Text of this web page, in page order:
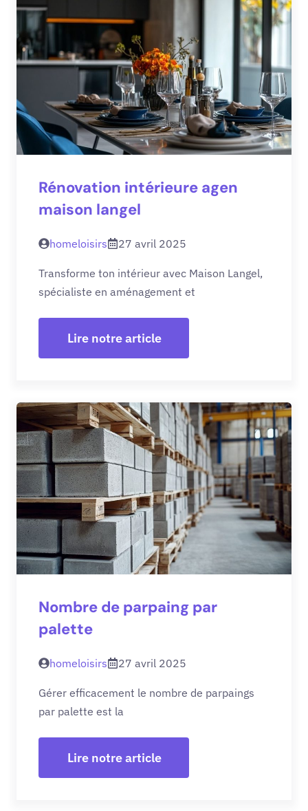
Rénovation intérieure agen
maison langel
homeloisirs 27 avril 2025
Transforme ton intérieur avec Maison Langel,
spécialiste en aménagement et
Lire notre article
Nombre de parpaing par
palette
homeloisirs 27 avril 2025
Gérer efficacement le nombre de parpaings
par palette est la
Lire notre article